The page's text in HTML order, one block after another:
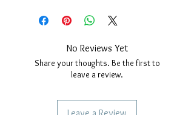
μακρόστενο, με διαστάσεις 4,5 x
1 εκατοστό, και προσφέρει
δυνατότητα χάραξης και στις δύο
πλευρές, μπροστά και πίσω, για
όνομα, αρχικό, ημερομηνία ή
Το κολιέ συνδυάζεται με
No Reviews Yet
Share your thoughts. Be the first to
leave a review.